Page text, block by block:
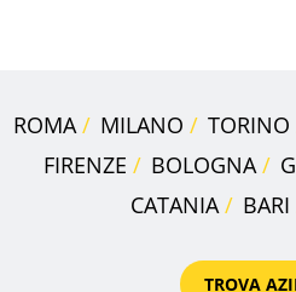
ROMA MILANO TORINO
FIRENZE
BOLOGNA
CATANIA
BARI
TROVA